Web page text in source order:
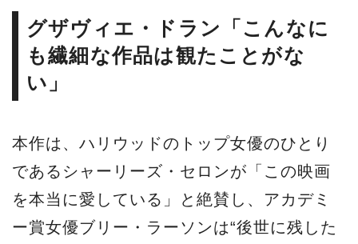
グザヴィエ・ドラン「こんなに
も繊細な作品は観たことがな
い」
本作は、ハリウッドのトップ女優のひとり
であるシャーリーズ・セロンが「この映画
を本当に愛している」と絶賛し、アカデミ
ー賞女優ブリー・ラーソンは“後世に残した